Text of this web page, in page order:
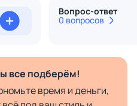
Вопрос-ответ
0 вопросов
все подберём!
время и деньги,